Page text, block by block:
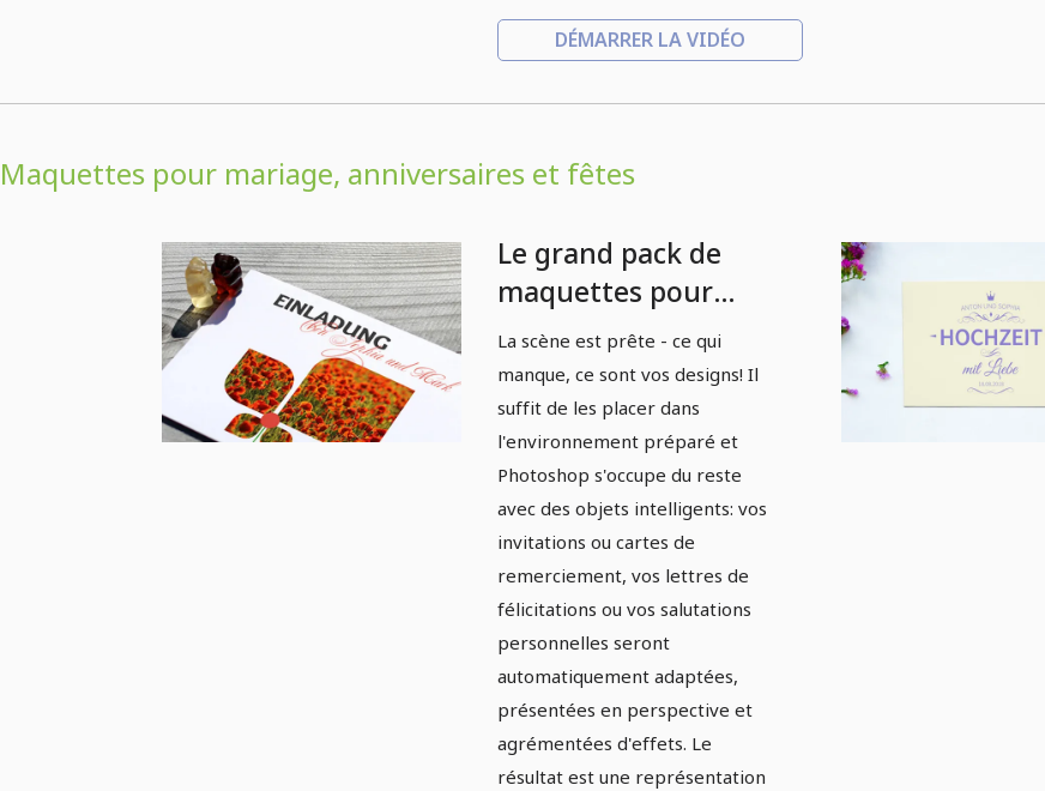
DÉMARRER LA VIDÉO
Maquettes pour mariage, anniversaires et fêtes
Le grand pack de
maquettes pour
mariages,
anniversaires et
fêtes - Version 01.
La scène est prête - ce qui
manque, ce sont vos designs! Il
suffit de les placer dans
l'environnement préparé et
Photoshop s'occupe du reste
avec des objets intelligents: vos
invitations ou cartes de
remerciement, vos lettres de
félicitations ou vos salutations
personnelles seront
automatiquement adaptées,
présentées en perspective et
agrémentées d'effets. Le
résultat est une représentation